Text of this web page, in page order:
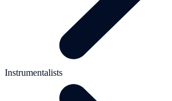
Instrumentalists